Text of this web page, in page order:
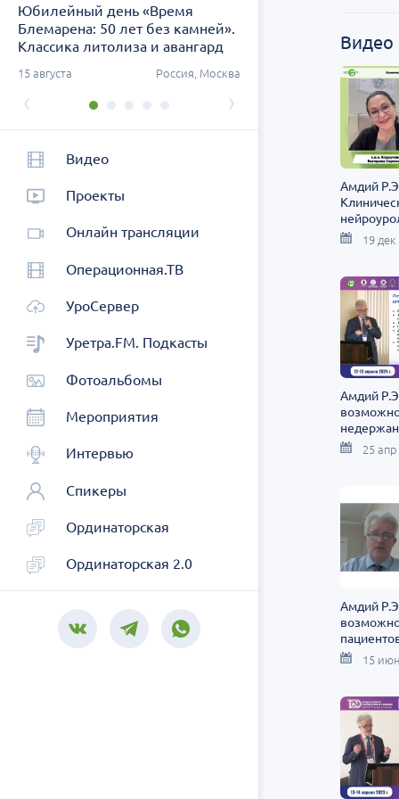
Юбилейный день «Время
Блемарена: 50 лет без камней».
Классика литолиза и авангард
Россия, Москва
15 августа Россия,
‹ ›
Видео
Проекты
Онлайн трансляции
Операционная.ТВ
УроСервер
Уретра.FM. Подкасты
Фотоальбомы
Мероприятия
Интервью
Спикеры
Ординаторская
Ординаторская 2.0
Видео
Амдий
поисках
19
Амдий
операций
железе
25
Амдий
15